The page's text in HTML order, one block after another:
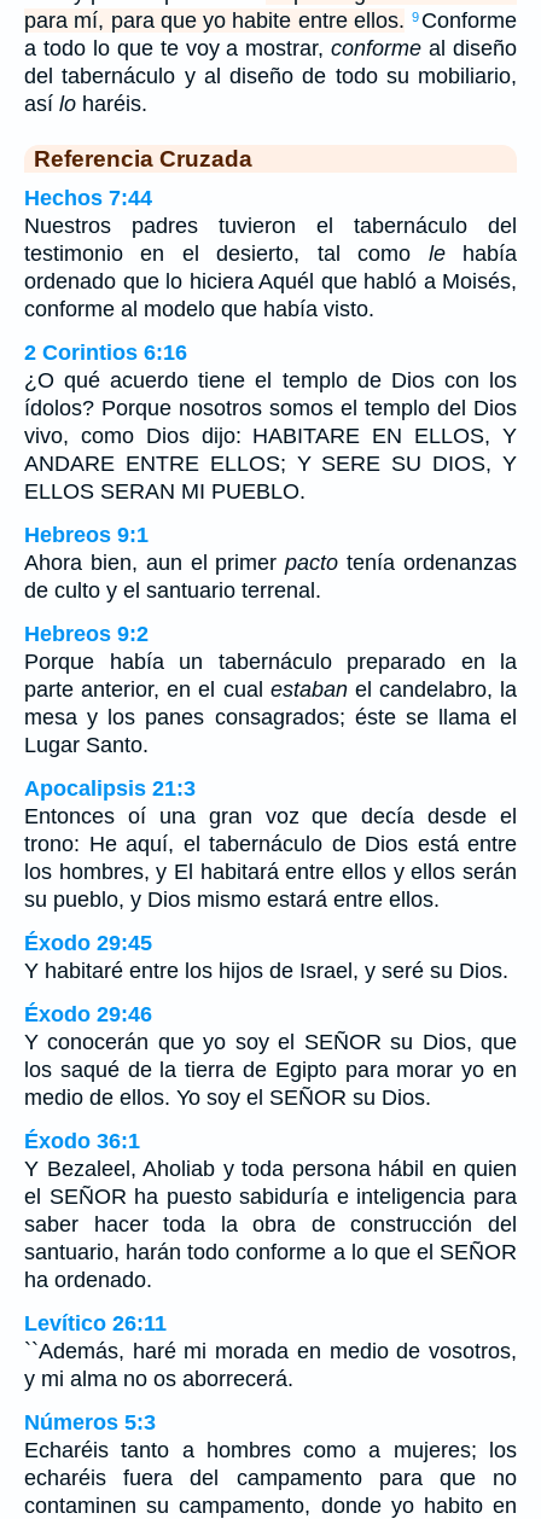
para mí, para que yo habite entre ellos. 9 Conforme
a todo lo que te voy a mostrar,conforme al diseño
del tabernáculo y al diseño de todo su mobiliario,
así lo haréis.
Referencia Cruzada
Hechos 7:44
Nuestros padres tuvieron el tabernáculo del
testimonio en el desierto, tal como lehabía
ordenado que lo hiciera Aquél que habló a Moisés,
conforme al modelo que había visto.
2 Corintios 6:16
¿O qué acuerdo tiene el templo de Dios con los
ídolos? Porque nosotros somos el templo del Dios
vivo, como Dios dijo: HABITARE EN ELLOS, Y
ANDARE ENTRE ELLOS; Y SERE SU DIOS, Y
ELLOS SERAN MI PUEBLO.
Hebreos 9:1
Ahora bien, aun el primerpacto tenía ordenanzas
de culto y el santuario terrenal.
Hebreos 9:2
Porque había un tabernáculo preparado en la
parte anterior, en el cual estabanel candelabro, la
mesa y los panes consagrados; éste se llama el
Lugar Santo.
Apocalipsis 21:3
Entonces oí una gran voz que decía desde el
trono: He aquí, el tabernáculo de Dios está entre
los hombres, y El habitará entre ellos y ellos serán
su pueblo, y Dios mismo estará entre ellos.
Éxodo 29:45
Y habitaré entre los hijos de Israel, y seré su Dios.
Éxodo 29:46
Y conocerán que yo soy el SEÑOR su Dios, que
los saqué de la tierra de Egipto para morar yo en
medio de ellos. Yo soy el SEÑOR su Dios.
Éxodo 36:1
Y Bezaleel, Aholiab y toda persona hábil en quien
el SEÑOR ha puesto sabiduría e inteligencia para
saber hacer toda la obra de construcción del
santuario, harán todo conforme a lo que el SEÑOR
ha ordenado.
Levítico 26:11
``Además, haré mi morada en medio de vosotros,
y mi alma no os aborrecerá.
Números 5:3
Echaréis tanto a hombres como a mujeres; los
echaréis fuera del campamento para que no
contaminen su campamento, donde yo habito en